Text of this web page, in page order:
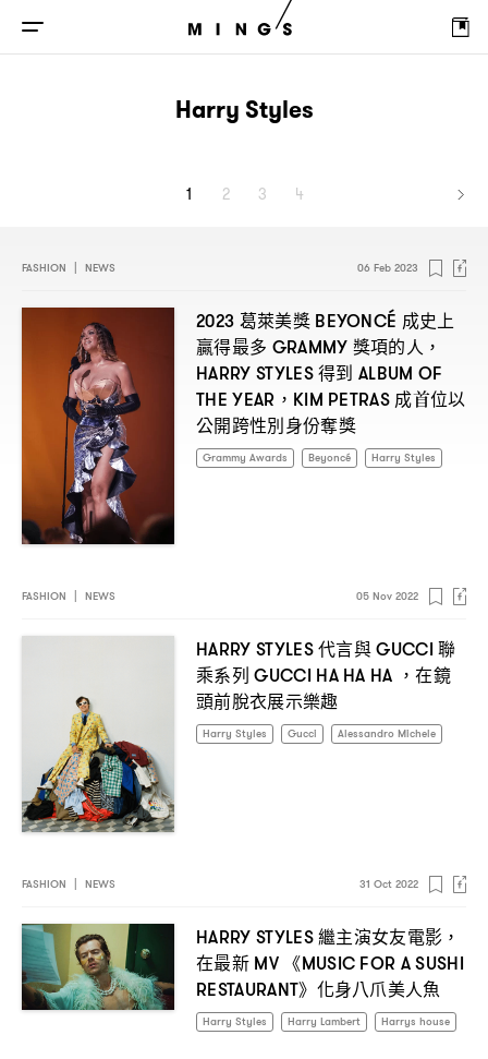
Harry Styles
1 2 3 4
FASHION NEWS 06 Feb 2023
2023 葛萊美獎BEYONCÉ 成史上
贏得最多 GRAMMY 獎項的人 ，
HARRY STYLES得到 ALBUM OF
THE YEAR，KIM PETRAS 成首位以
公開跨性別身份奪獎
Grammy Awards Beyoncé Harry Styles
FASHION | NEWS 05 Nov 2022
HARRY STYLES代言與GUCCI聯
乘系列 GUCCI HA HA HA ，在鏡
頭前脫衣展示樂趣
Harry Styles Gucci Alessandro Michele
FASHION NEWS 31 Oct 2022
HARRY STYLES繼主演女友電影 ，
在最新MV 《MUSIC FOR A SUSHI
RESTAURANT》化身八爪美人魚
Harry Styles Harry Lambert Harrys house